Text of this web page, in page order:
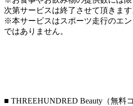
次第サービスは終了させて頂きます
※本サービスはスポーツ走行のエ
ではありません。
■ THREEHUNDRED Beauty（無料